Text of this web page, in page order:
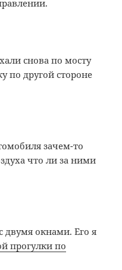
снова по мосту
по другой стороне
зачем-то
что ли за ними
двумя окнами. Его я
прогулки по